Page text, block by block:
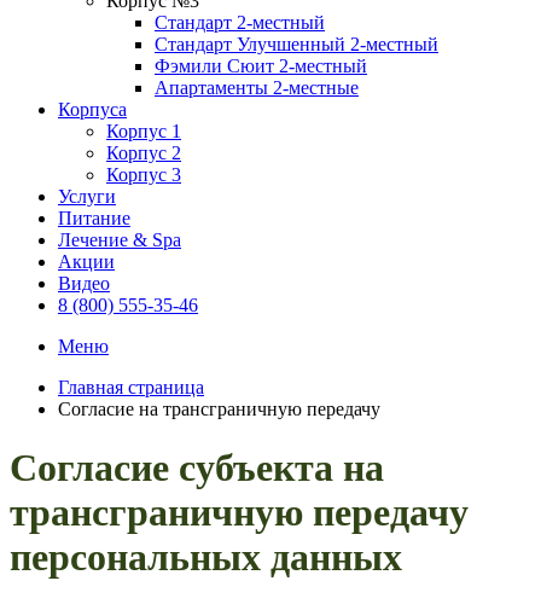
Стандарт 2-местный
Стандарт Улучшенный 2-местный
Фэмили Сюит 2-местный
Апартаменты 2-местные
Корпуса
Корпус 1
Корпус 2
Корпус 3
Услуги
Питание
Лечение & Spa
Акции
Видео
8 (800) 555-35-46
Меню
Главная страница
Согласие на трансграничную передачу
Согласие субъекта на
трансграничную передачу
персональных данных